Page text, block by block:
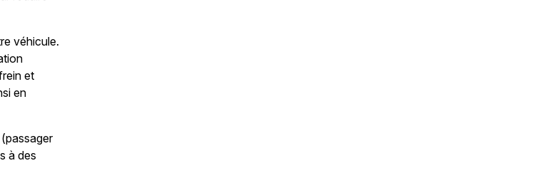
véhicule.
et
en
à des